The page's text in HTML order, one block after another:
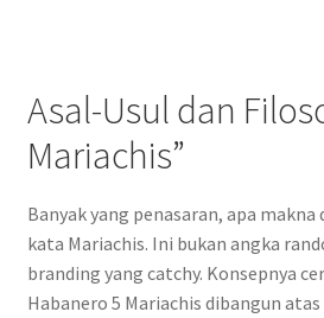
Asal-Usul dan
Mariachis”
Banyak yang penasaran, apa makna
kata Mariachis. Ini bukan angka
branding yang catchy. Konsepnya
Habanero 5 Mariachis dibangun